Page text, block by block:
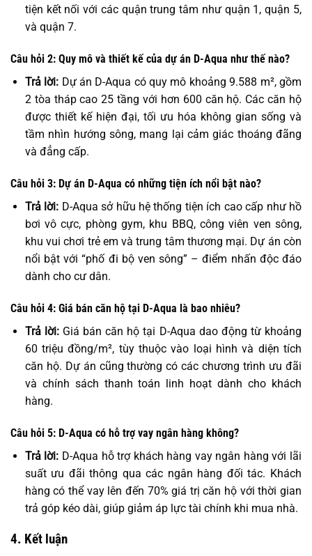
tiện kết nối với các quận trung tâm như quận 1, quận 5,
và quận 7.
Câu hỏi 2: Quy mô và thiết kế của dự án D-Aqua như thế nào?
Trả lời: Dự án D-Aqua có quy mô khoảng 9.588 m², gồm
2 tòa tháp cao 25 tầng với hơn 600 căn hộ. Các căn hộ
được thiết kế hiện đại, tối ưu hóa không gian sống và
tầm nhìn hướng sông, mang lại cảm giác thoáng đãng
và đẳng cấp.
Câu hỏi 3: Dự án D-Aqua có những tiện ích nổi bật nào?
Trả lời: D-Aqua sở hữu hệ thống tiện ích cao cấp như hồ
bơi vô cực, phòng gym, khu BBQ, công viên ven sông,
khu vui chơi trẻ em và trung tâm thương mại. Dự án còn
nổi bật với “phố đi bộ ven sông” – điểm nhấn độc đáo
dành cho cư dân.
Câu hỏi 4: Giá bán căn hộ tại D-Aqua là bao nhiêu?
Trả lời: Giá bán căn hộ tại D-Aqua dao động từ khoảng
60 triệu đồng/m², tùy thuộc vào loại hình và diện tích
căn hộ. Dự án cũng thường có các chương trình ưu đãi
và chính sách thanh toán linh hoạt dành cho khách
hàng.
Câu hỏi 5: D-Aqua có hỗ trợ vay ngân hàng không?
Trả lời: D-Aqua hỗ trợ khách hàng vay ngân hàng với lãi
suất ưu đãi thông qua các ngân hàng đối tác. Khách
hàng có thể vay lên đến 70% giá trị căn hộ với thời gian
trả góp kéo dài, giúp giảm áp lực tài chính khi mua nhà.
4. Kết luận